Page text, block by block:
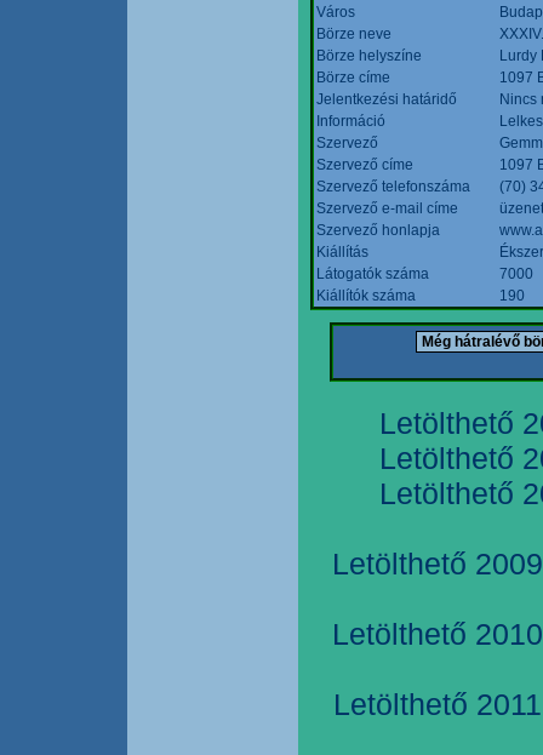
Város
Börze neve
Börze helyszíne
Lurdy
Börze címe
1097
Jelentkezési határidő
Nincs
Információ
Szervező
Szervező címe
1097
Szervező telefonszáma
(70)
Szervező e-mail címe
Szervező honlapja
Kiállítás
Látogatók száma
7000
Kiállítók száma
190
Letölthető
Letölthető
Letölthető
Letölthető
Letölthető
Letölthető